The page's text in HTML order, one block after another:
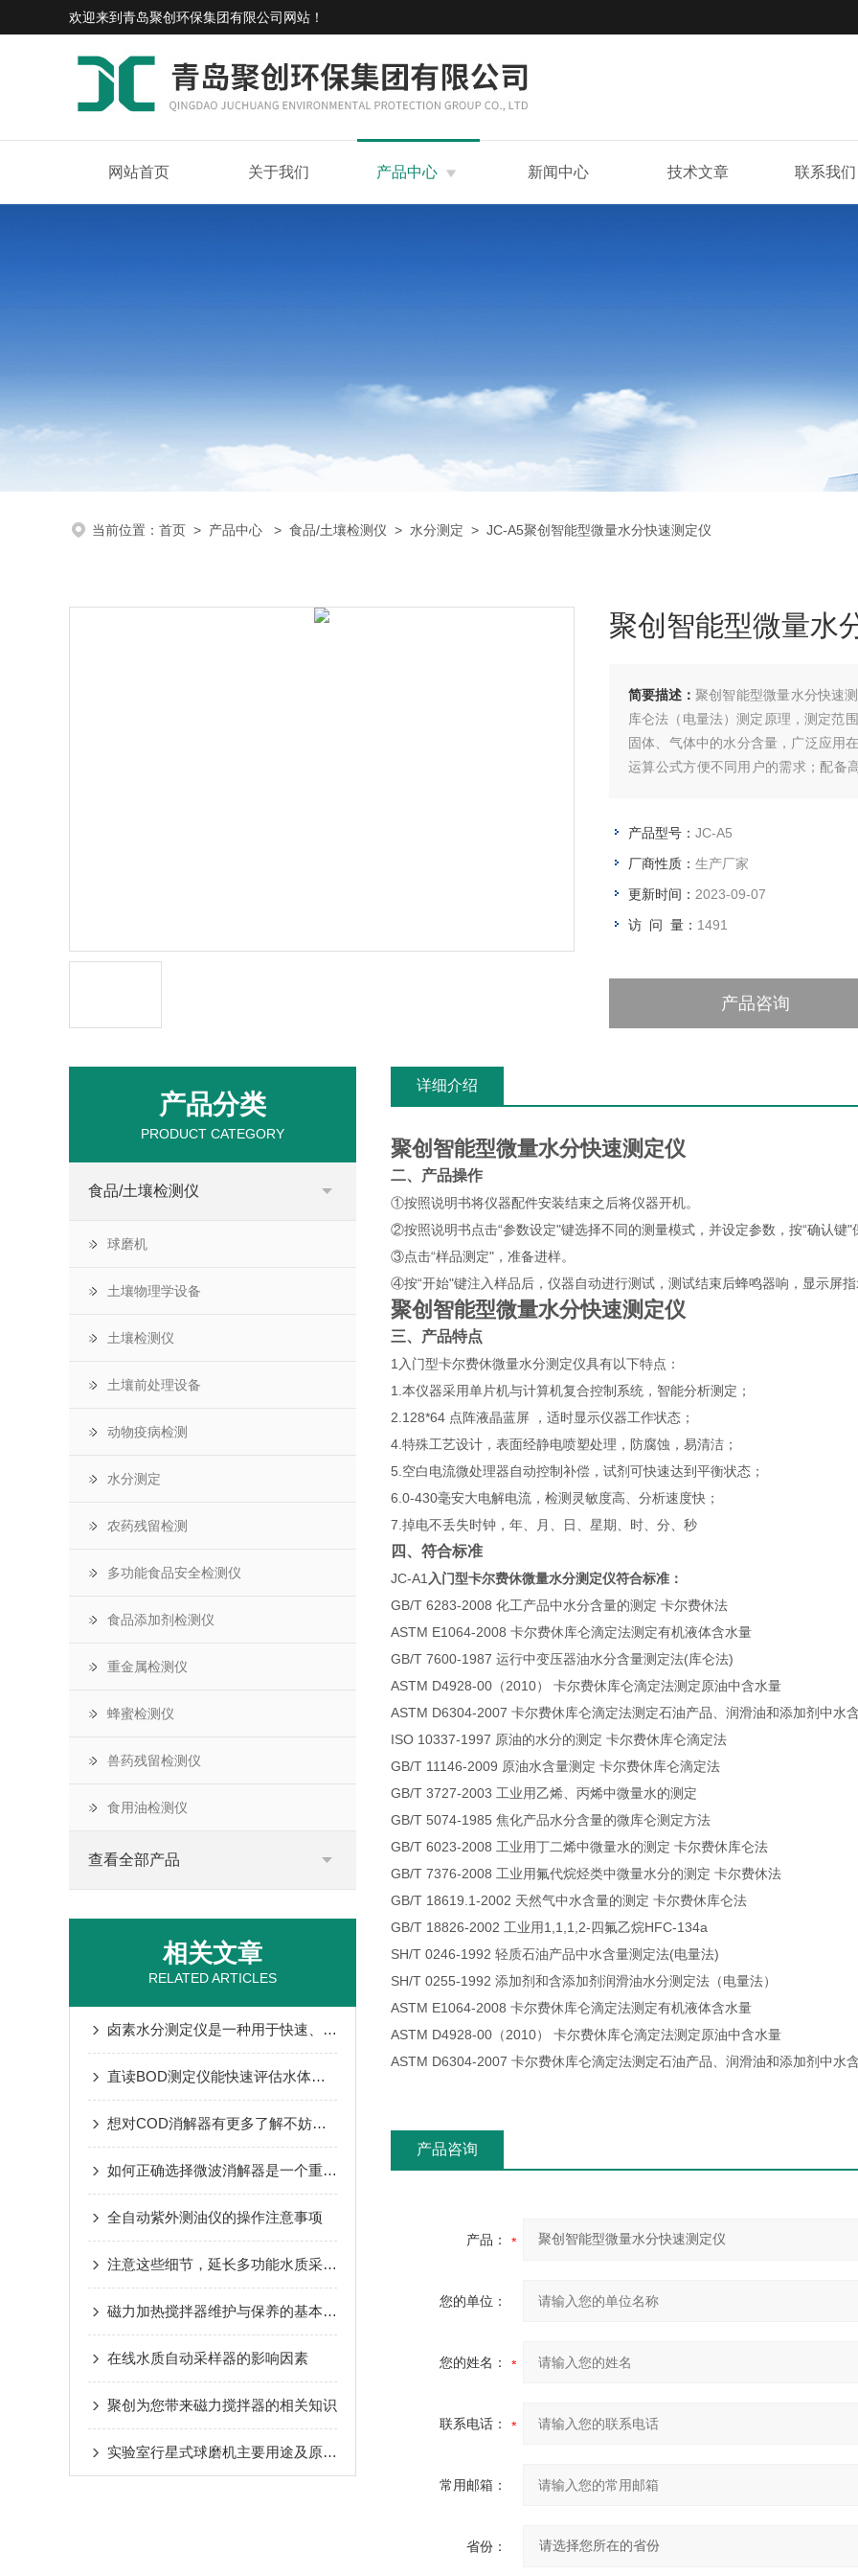
欢迎来到青岛聚创环保集团有限公司网站 ！
网站首页 关于我们 产品中心 新闻中心 技术文章 联系我们
当前位置： 首页 > 产品中心 > 食品/土壤检测仪 > 水分测定 > JC-A5聚创智能型微量水分快速测定仪
聚创智能型微量水
简要描述： 聚创智能型微量水分快速
库仑法（电量法）测定原理，测定范
固体、气体中的水分含量，广泛应用
运算公式方便不同用户的需求；配备
产品型号： JC-A5
厂商性质： 生产厂家
更新时间： 2023-09-07
访 问 量： 1491
产品咨询
产品分类
PRODUCT CATEGORY
食品/土壤检测仪
球磨机
土壤物理学设备
土壤检测仪
土壤前处理设备
动物疫病检测
水分测定
农药残留检测
多功能食品安全检测仪
食品添加剂检测仪
重金属检测仪
蜂蜜检测仪
兽药残留检测仪
食用油检测仪
查看全部产品
相关文章
RELATED ARTICLES
卤素水分测定仪是一种用于快速、准确测量样品中水分含量的仪器
直读BOD测定仪能快速评估水体有机污染程度
想对COD消解器有更多了解不妨看看这些吧
如何正确选择微波消解器是一个重要难题
全自动紫外测油仪的操作注意事项
注意这些细节，延长多功能水质采样器使用寿命
磁力加热搅拌器维护与保养的基本要求
在线水质自动采样器的影响因素
聚创为您带来磁力搅拌器的相关知识
实验室行星式球磨机主要用途及原理讲述
详细介绍
聚创智能型微量水分快速测定仪
二、产品操作
①按照说明书将仪器配件安装结束之后将仪器开机。
②按照说明书点击“参数设定"键选择不同的测量模式，并设定参数，按“确认键"
③点击“样品测定"，准备进样。
④按“开始"键注入样品后，仪器自动进行测试，测试结束后蜂鸣器响，显示屏指
聚创智能型微量水分快速测定仪
三、产品特点
1入门型卡尔费休微量水分测定仪具有以下特点：
1.本仪器采用单片机与计算机复合控制系统，智能分析测定；
2.128*64 点阵液晶蓝屏 ，适时显示仪器工作状态；
4.特殊工艺设计，表面经静电喷塑处理，防腐蚀，易清洁；
5.空白电流微处理器自动控制补偿，试剂可快速达到平衡状态；
6.0-430毫安大电解电流，检测灵敏度高、分析速度快；
7.掉电不丢失时钟，年、月、日、星期、时、分、秒
四、符合标准
JC-A1 入门型卡尔费休微量水分测定仪符合标准：
GB/T 6283-2008 化工产品中水分含量的测定 卡尔费休法
ASTM E1064-2008 卡尔费休库仑滴定法测定有机液体含水量
GB/T 7600-1987 运行中变压器油水分含量测定法(库仑法)
ASTM D4928-00（2010） 卡尔费休库仑滴定法测定原油中含水量
ASTM D6304-2007 卡尔费休库仑滴定法测定石油产品、润滑油和添加剂中水
ISO 10337-1997 原油的水分的测定 卡尔费休库仑滴定法
GB/T 11146-2009 原油水含量测定 卡尔费休库仑滴定法
GB/T 3727-2003 工业用乙烯、丙烯中微量水的测定
GB/T 5074-1985 焦化产品水分含量的微库仑测定方法
GB/T 6023-2008 工业用丁二烯中微量水的测定 卡尔费休库仑法
GB/T 7376-2008 工业用氟代烷烃类中微量水分的测定 卡尔费休法
GB/T 18619.1-2002 天然气中水含量的测定 卡尔费休库仑法
GB/T 18826-2002 工业用1,1,1,2-四氟乙烷HFC-134a
SH/T 0246-1992 轻质石油产品中水含量测定法(电量法)
SH/T 0255-1992 添加剂和含添加剂润滑油水分测定法（电量法）
ASTM E1064-2008 卡尔费休库仑滴定法测定有机液体含水量
ASTM D4928-00（2010） 卡尔费休库仑滴定法测定原油中含水量
ASTM D6304-2007 卡尔费休库仑滴定法测定石油产品、润滑油和添加剂中水
产品咨询
产品：
您的单位：
您的姓名：
联系电话：
常用邮箱：
省份：